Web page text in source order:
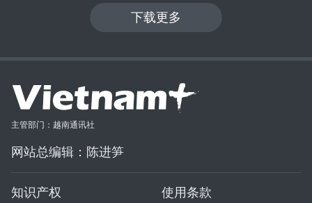
下载更多
主管部门：越南通讯社
网站总编辑：陈进笋
知识产权 使用条款